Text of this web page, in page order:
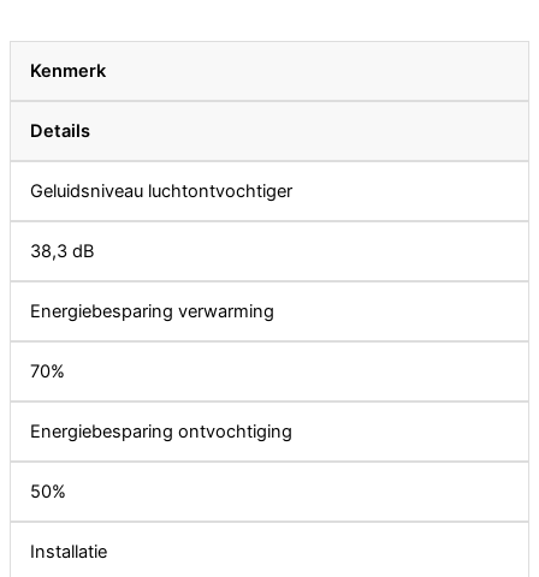
Kenmerk
Details
Geluidsniveau luchtontvochtiger
38,3 dB
Energiebesparing verwarming
70%
Energiebesparing ontvochtiging
50%
Installatie